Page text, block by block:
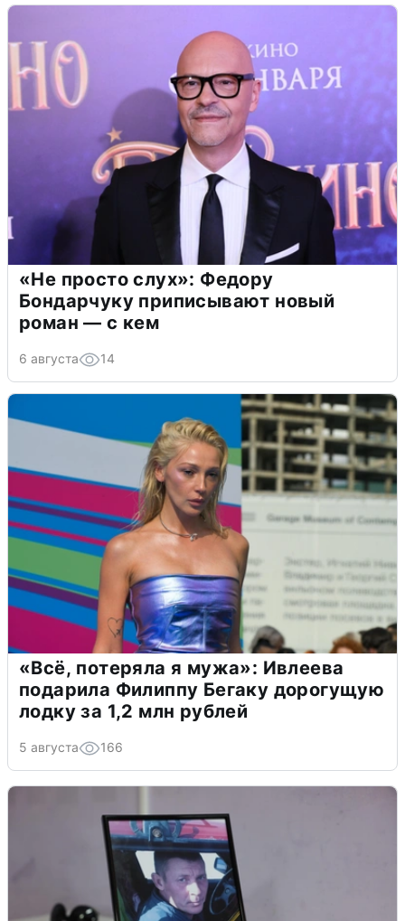
«Не просто слух»: Федору
Бондарчуку приписывают новый
роман — с кем
6 августа 14
«Всё, потеряла я мужа»: Ивлеева
подарила Филиппу Бегаку дорогущую
лодку за 1,2 млн рублей
5 августа 166